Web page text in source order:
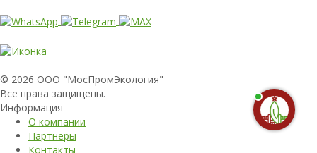
© 2026 ООО "МосПромЭкология"
Все права защищены.
Информация
О компании
Партнеры
Контакты